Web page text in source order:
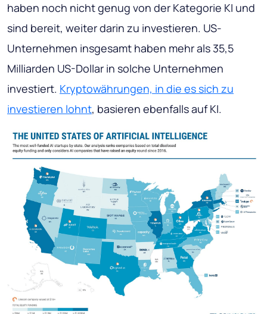
haben noch nicht genug von der Kategorie KI und
sind bereit, weiter darin zu investieren. US-
Unternehmen insgesamt haben mehr als 35,5
Milliarden US-Dollar in solche Unternehmen
investiert. Kryptowährungen, in die es sich zu
investieren lohnt, basieren ebenfalls auf KI.